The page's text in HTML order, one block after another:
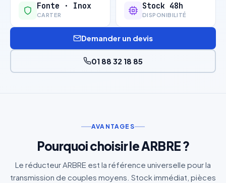
Fonte · Inox
CARTER
Stock 48h
DISPONIBILITÉ
Demander un devis
01 88 32 18 85
AVANTAGES
Pourquoi choisir le ARBRE ?
Le réducteur ARBRE est la référence universelle pour la
transmission de couples moyens. Stock immédiat, pièces